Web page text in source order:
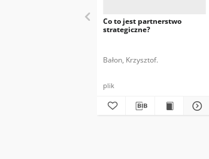
Co to jest partnerstwo
strategiczne?
Bałon, Krzysztof.
plik